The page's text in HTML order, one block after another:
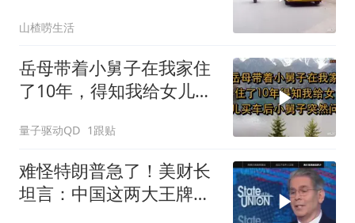
山楂唠生活
岳母带着小舅子在我家住
了10年，得知我给女儿买
量子驱动QD 1跟贴
难怪特朗普急了！美财长
坦言：中国这两大王牌，